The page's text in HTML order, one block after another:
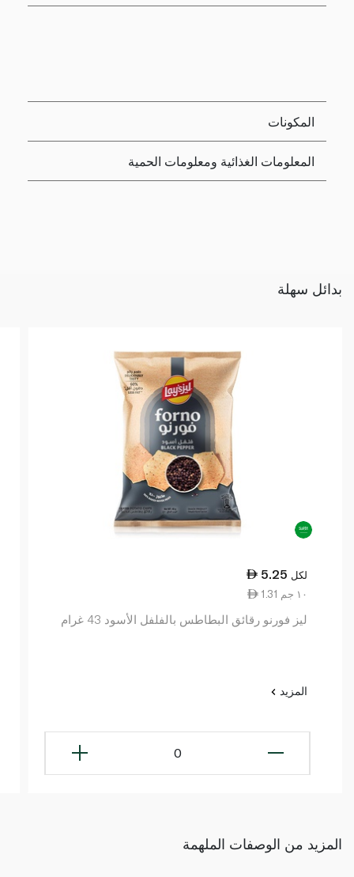
المكونات
المعلومات الغذائية ومعلومات الحمية
بدائل سهلة
5.25 لكل
1.31 ١٠ جم
ليز فورنو رقائق البطاطس بالفلفل الأسود 43 غرام
المزيد
0
المزيد من الوصفات الملهمة